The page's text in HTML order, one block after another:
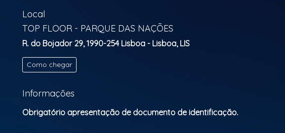
Local
TOP FLOOR - PARQUE DAS NAÇÕES
R. do Bojador 29, 1990-254 Lisboa - Lisboa, LIS
Como chegar
Informações
Obrigatório apresentação de documento de identificação.